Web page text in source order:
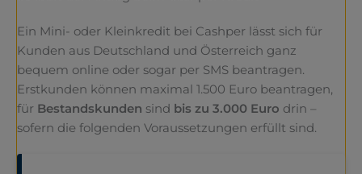
Ein Mini- oder Kleinkredit bei Cashper lässt sich für
Kunden aus Deutschland und Österreich ganz
bequem online oder sogar per SMS beantragen.
Erstkunden können maximal 1.500 Euro beantragen,
für Bestandskunden sind bis zu 3.000 Euro drin –
sofern die folgenden Voraussetzungen erfüllt sind.